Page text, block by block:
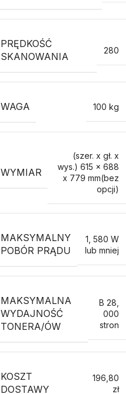
PRĘDKOŚĆ
SKANOWANIA
280
WAGA 100 kg
WYMIAR
(szer. x gł. x
wys.) 615 x 688
x 779 mm(bez
opcji)
MAKSYMALNY
POBÓR PRĄDU
1 580 W
lub mniej
MAKSYMALNA
WYDAJNOŚĆ
TONERA/ÓW
B 28
000
stron
KOSZT
DOSTAWY
196,80
zł